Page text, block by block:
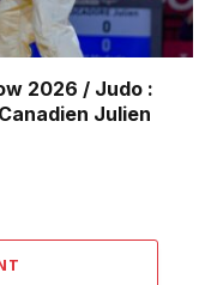
2026 / Judo :
Julien